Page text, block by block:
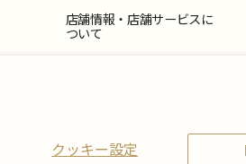
クッキー設定
店舗情報・店舗サービスに
ついて